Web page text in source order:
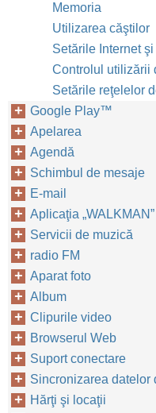
Memoria
Utilizarea căştilor
Setările Internet
Controlul utilizării
Setările reţelelor
Google Play™‎
Apelarea
Agendă
Schimbul de mesaje
E-mail
Aplicaţia „WALKMAN”
Servicii de muzică
radio FM
Aparat foto
Album
Clipurile video
Browserul Web
Suport conectare
Sincronizarea datelor
Hărţi şi locaţii